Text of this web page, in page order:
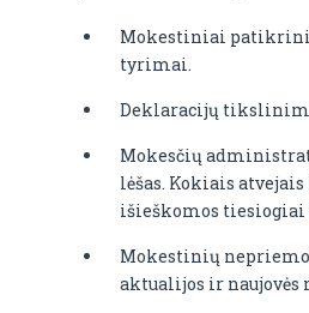
Mokestiniai
tyrimai.
Deklaracijų
Mokesčių
lėšas. Kokiais
išieškomos tiesiogiai
Mokestinių
aktualijos ir naujovės